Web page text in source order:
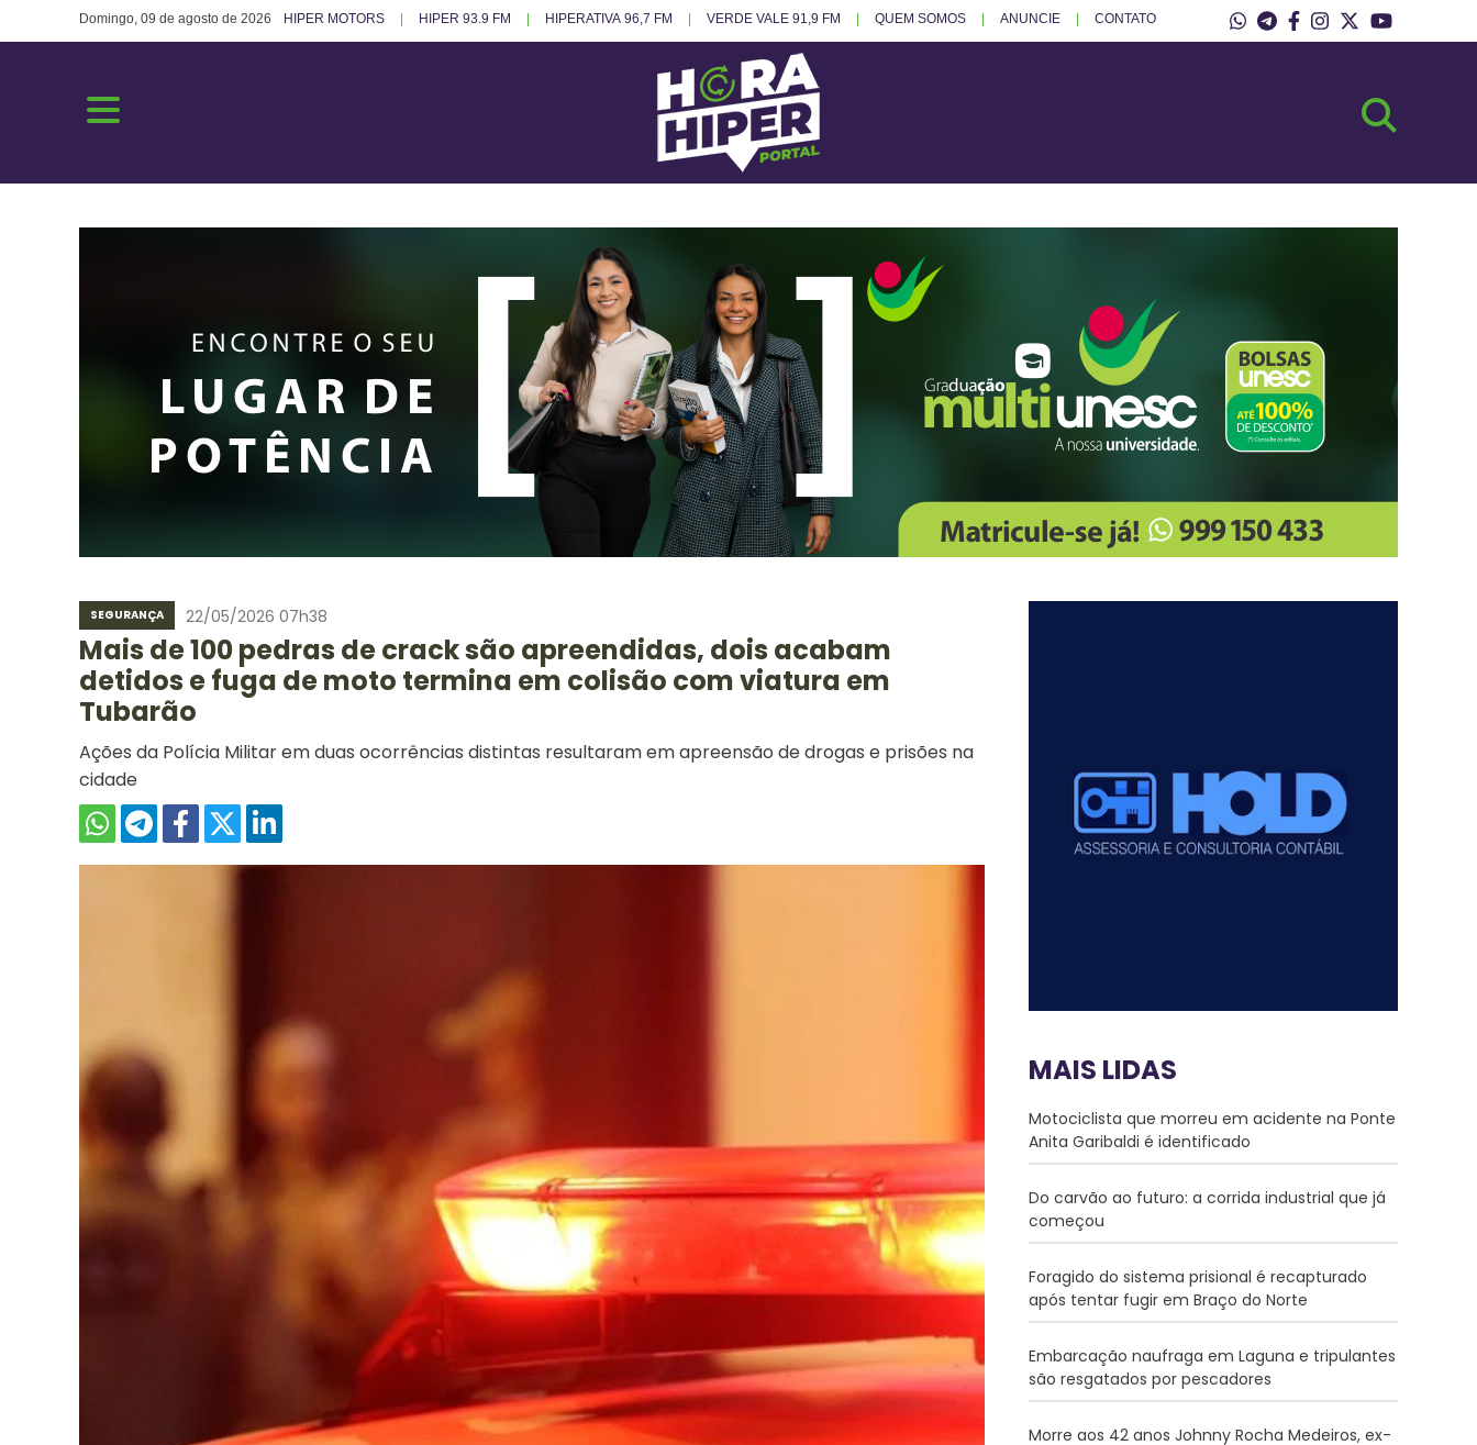
Domingo, 09 de agosto de 2026 HIPER MOTORS HIPER 93.9 FM HIPERATIVA 96,7 FM VERDE VALE 91,9 FM QUEM SOMOS ANUNCIE CONTATO
SEGURANÇA 22/05/2026 07h38
Mais de 100 pedras de crack são apreendidas, dois acabam
detidos e fuga de moto termina em colisão com viatura em
Tubarão
Ações da Polícia Militar em duas ocorrências distintas resultaram em apreensão de drogas e prisões na
cidade
MAIS LIDAS
Motociclista que morreu em acidente na Ponte
Anita Garibaldi é identificado
Do carvão ao futuro: a corrida industrial que já
começou
Foragido do sistema prisional é recapturado
após tentar fugir em Braço do Norte
Embarcação naufraga em Laguna e tripulantes
são resgatados por pescadores
Morre aos 42 anos Johnny Rocha Medeiros, ex-